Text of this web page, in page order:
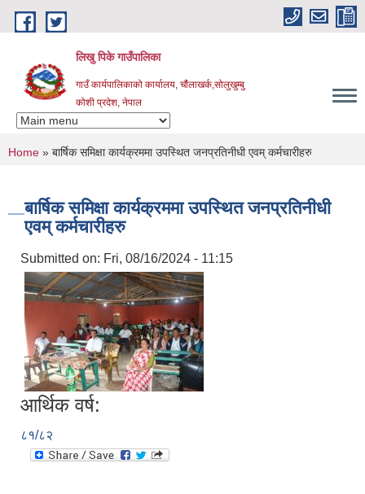
Skip to main content
लिखु पिके गाउँपालिका
गाउँ कार्यपालिकाको कार्यालय, चौंलाखर्क,सोलुखुम्बु
कोशी प्रदेश, नेपाल
You are here
Home » बार्षिक समिक्षा कार्यक्रममा उपस्थित जनप्रतिनीधी एवम् कर्मचारीहरु
बार्षिक समिक्षा कार्यक्रममा उपस्थित जनप्रतिनीधी
एवम् कर्मचारीहरु
Submitted on: Fri, 08/16/2024 - 11:15
आर्थिक वर्ष:
८१/८२